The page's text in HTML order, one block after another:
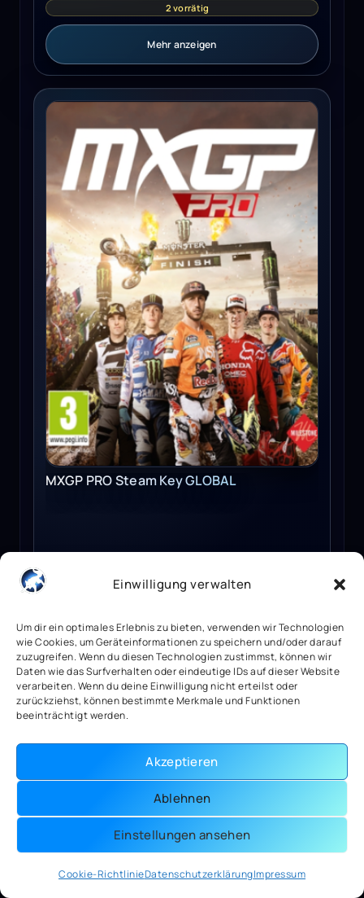
Einwilligung verwalten
Um dir ein optimales Erlebnis zu bieten, verwenden wir Technologien
wie Cookies, um Geräteinformationen zu speichern und/oder darauf
zuzugreifen. Wenn du diesen Technologien zustimmst, können wir
Daten wie das Surfverhalten oder eindeutige IDs auf dieser Website
verarbeiten. Wenn du deine Einwilligung nicht erteilst oder
zurückziehst, können bestimmte Merkmale und Funktionen
beeinträchtigt werden.
Akzeptieren
Ablehnen
Einstellungen ansehen
Cookie-RichtlinieDatenschutzerklärungImpressum
2 vorrätig
Mehr anzeigen
MXGP PRO Steam Key GLOBAL
MXGP PRO Steam Key GLOBAL
64 vorrätig
Mehr anzeigen
Mafia II: Joe's Adventure Steam Key GLOBAL